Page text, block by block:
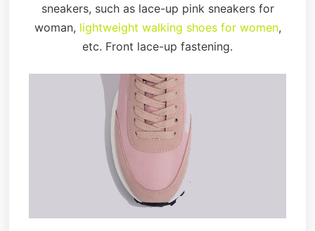
sneakers, such as lace-up pink sneakers for
woman, lightweight walking shoes for women,
etc. Front lace-up fastening.